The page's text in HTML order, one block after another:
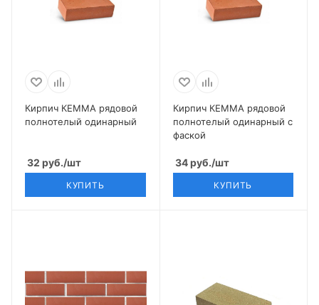
Кирпич КЕММА рядовой
полнотелый одинарный
32 руб./шт
КУПИТЬ
Кирпич КЕММА рядовой
полнотелый одинарный с
фаской
34руб./шт
КУПИТЬ